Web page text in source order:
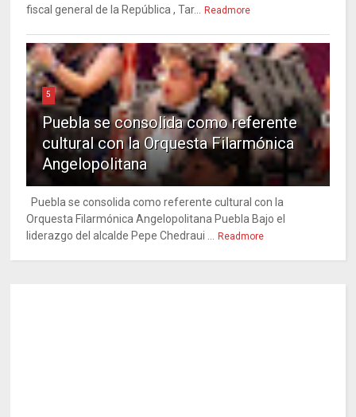
fiscal general de la República , Tar...
Readmore
5
Puebla se consolida como referente
cultural con la Orquesta Filarmónica
Angelopolitana
Puebla se consolida como referente cultural con la
Orquesta Filarmónica Angelopolitana Puebla Bajo el
liderazgo del alcalde Pepe Chedraui ...
Readmore